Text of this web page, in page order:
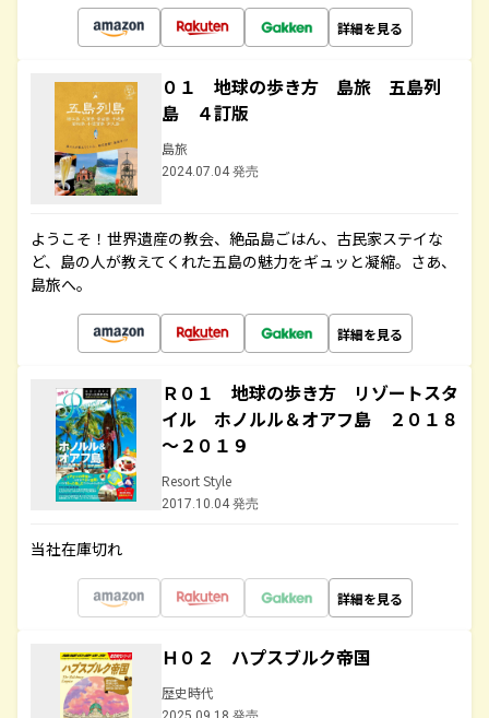
詳細を見る
０１ 地球の歩き方 島旅 五島列
島 ４訂版
島旅
2024.07.04 発売
ようこそ！世界遺産の教会、絶品島ごはん、古民家ステイな
ど、島の人が教えてくれた五島の魅力をギュッと凝縮。さあ、
島旅へ。
詳細を見る
Ｒ０１ 地球の歩き方 リゾートスタ
イル ホノルル＆オアフ島 ２０１８
～２０１９
Resort Style
2017.10.04 発売
当社在庫切れ
詳細を見る
Ｈ０２ ハプスブルク帝国
歴史時代